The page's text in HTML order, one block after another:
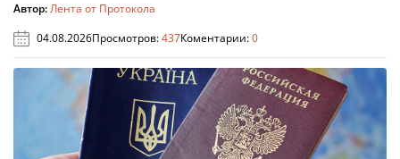
Автор:Лента от Протокола
04.08.2026Просмотров:437Коментарии:0